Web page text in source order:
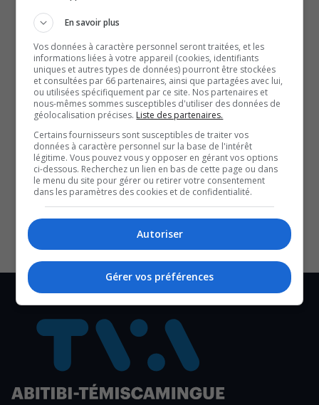
incendie criminel.
Les enquêteurs de la SQ doivent se rendre sur les lieux
aujourd’hui.
QUESTION DU JOUR
Commentaires
SOUTENIR NOS MÉDIAS, C’EST PROTÉGER NOTRE
CULTURE ET NOTRE ÉCONOMIE
En savoir plus
Vos données à caractère personnel seront traitées, et les
informations liées à votre appareil (cookies, identifiants
uniques et autres types de données) pourront être stockées
et consultées par 66 partenaires, ainsi que partagées avec lui,
ou utilisées spécifiquement par ce site. Nos partenaires et
nous-mêmes sommes susceptibles d'utiliser des données de
géolocalisation précises. Liste des partenaires.
Certains fournisseurs sont susceptibles de traiter vos
données à caractère personnel sur la base de l'intérêt
légitime. Vous pouvez vous y opposer en gérant vos options
ci-dessous. Recherchez un lien en bas de cette page ou dans
le menu du site pour gérer ou retirer votre consentement
dans les paramètres des cookies et de confidentialité.
Autoriser
Gérer vos préférences